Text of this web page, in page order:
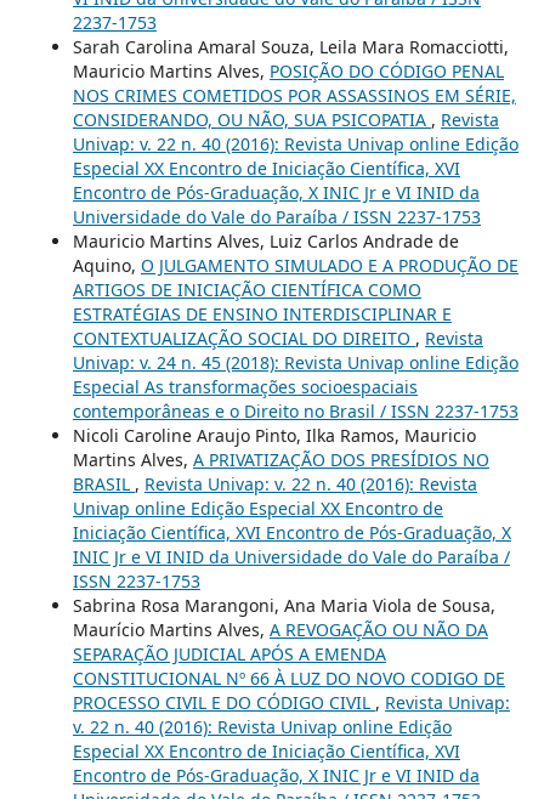
2237-1753
Sarah Carolina Amaral Souza, Leila Mara Romacciotti,
Mauricio Martins Alves, POSIÇÃO DO CÓDIGO PENAL
NOS CRIMES COMETIDOS POR ASSASSINOS EM SÉRIE,
CONSIDERANDO, OU NÃO, SUA PSICOPATIA , Revista
Univap: v. 22 n. 40 (2016): Revista Univap online Edição
Especial XX Encontro de Iniciação Científica, XVI
Encontro de Pós-Graduação, X INIC Jr e VI INID da
Universidade do Vale do Paraíba / ISSN 2237-1753
Mauricio Martins Alves, Luiz Carlos Andrade de
Aquino, O JULGAMENTO SIMULADO E A PRODUÇÃO DE
ARTIGOS DE INICIAÇÃO CIENTÍFICA COMO
ESTRATÉGIAS DE ENSINO INTERDISCIPLINAR E
CONTEXTUALIZAÇÃO SOCIAL DO DIREITO , Revista
Univap: v. 24 n. 45 (2018): Revista Univap online Edição
Especial As transformações socioespaciais
contemporâneas e o Direito no Brasil / ISSN 2237-1753
Nicoli Caroline Araujo Pinto, Ilka Ramos, Mauricio
Martins Alves, A PRIVATIZAÇÃO DOS PRESÍDIOS NO
BRASIL , Revista Univap: v. 22 n. 40 (2016): Revista
Univap online Edição Especial XX Encontro de
Iniciação Científica, XVI Encontro de Pós-Graduação, X
INIC Jr e VI INID da Universidade do Vale do Paraíba /
ISSN 2237-1753
Sabrina Rosa Marangoni, Ana Maria Viola de Sousa,
Maurício Martins Alves, A REVOGAÇÃO OU NÃO DA
SEPARAÇÃO JUDICIAL APÓS A EMENDA
CONSTITUCIONAL Nº 66 À LUZ DO NOVO CODIGO DE
PROCESSO CIVIL E DO CÓDIGO CIVIL , Revista Univap:
v. 22 n. 40 (2016): Revista Univap online Edição
Especial XX Encontro de Iniciação Científica, XVI
Encontro de Pós-Graduação, X INIC Jr e VI INID da